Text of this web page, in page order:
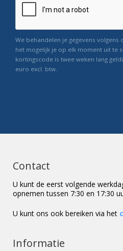
We behandelen je gegevens volgens
het mogelijk je op elk moment uit te
kortingscode is twee weken lang
euro excl. btw.
Contact
U kunt de eerst volgende
opnemen tussen 7:30 en 17:30
U kunt ons ook bereiken via het
Informatie